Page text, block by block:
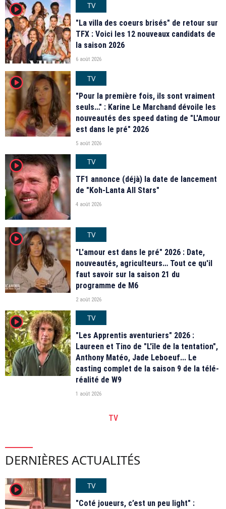
player2
TV
"La villa des coeurs brisés" de retour sur
TFX : Voici les 12 nouveaux candidats de
la saison 2026
6 août 2026
player2
TV
"Pour la première fois, ils sont vraiment
seuls…" : Karine Le Marchand dévoile les
nouveautés des speed dating de "L'Amour
est dans le pré" 2026
5 août 2026
player2
TV
TF1 annonce (déjà) la date de lancement
de "Koh-Lanta All Stars"
4 août 2026
player2
TV
"L'amour est dans le pré" 2026 : Date,
nouveautés, agriculteurs… Tout ce qu'il
faut savoir sur la saison 21 du
programme de M6
2 août 2026
player2
TV
"Les Apprentis aventuriers" 2026 :
Laureen et Tino de "L'île de la tentation",
Anthony Matéo, Jade Leboeuf... Le
casting complet de la saison 9 de la télé-
réalité de W9
1 août 2026
TV
DERNIÈRES ACTUALITÉS
player2
TV
"Coté joueurs, c’est un peu light" :